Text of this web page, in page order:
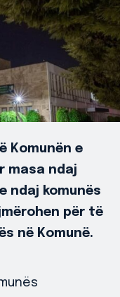
Komunën e
masa ndaj
ndaj komunës
për të
në Komunë.